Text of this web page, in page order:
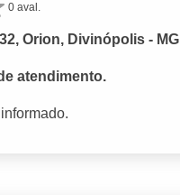
0 aval.
Orion, Divinópolis - MG
atendimento.